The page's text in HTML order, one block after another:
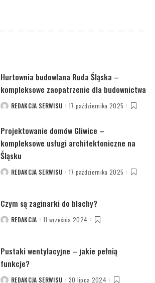
Hurtownia budowlana Ruda Śląska –
kompleksowe zaopatrzenie dla budownictwa
POSTEDREDAKCJA SERWISU 17 października 2025
Projektowanie domów Gliwice –
kompleksowe usługi architektoniczne na
Śląsku
POSTEDREDAKCJA SERWISU 17 października 2025
Czym są zaginarki do blachy?
POSTEDREDAKCJA 11 września 2024
Pustaki wentylacyjne – jakie pełnią
funkcje?
REDAKCJA SERWISU 30 lipca 2024